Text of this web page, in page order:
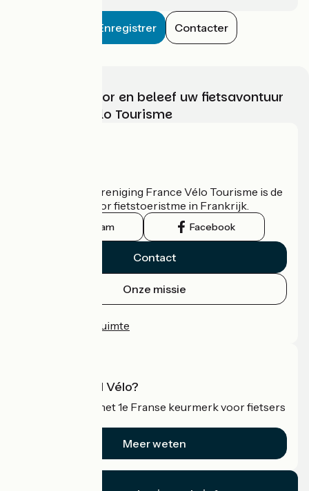
Enregistrer Contacter
Kies, bereid voor en beleef uw fietsavontuur
met France Vélo Tourisme
De nationale vereniging France Vélo Tourisme is de
officiële gids voor fietstoeristme in Frankrijk.
Instagram Facebook
Contact
Onze missie
Professionele ruimte
Wat is Accueil Vélo?
Accueil Vélo is het 1e Franse keurmerk voor fietsers
Meer weten